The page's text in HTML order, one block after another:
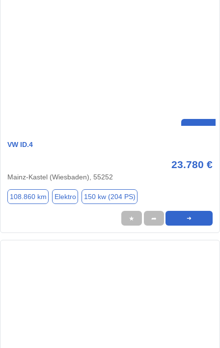
VW ID.4
23.780 €
Mainz-Kastel (Wiesbaden), 55252
108.860 km Elektro 150 kw (204 PS)
★ ➦ ➜